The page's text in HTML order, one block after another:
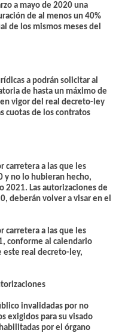
a mayo de 2020 una
de al menos un 40%
de los mismos meses del
a podrán solicitar al
de hasta un máximo de
vigor del real decreto-ley
cuotas de los contratos
carretera a las que les
y no lo hubieran hecho,
2021. Las autorizaciones de
deberán volver a visar en el
carretera a las que les
conforme al calendario
este real decreto-ley,
invalidadas por no
exigidos para su visado
por el órgano